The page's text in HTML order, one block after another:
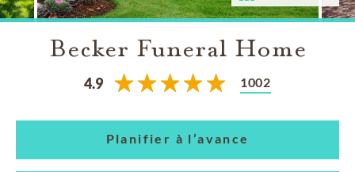
Becker Funeral Home
4.9 1002
Planifier à l’avance